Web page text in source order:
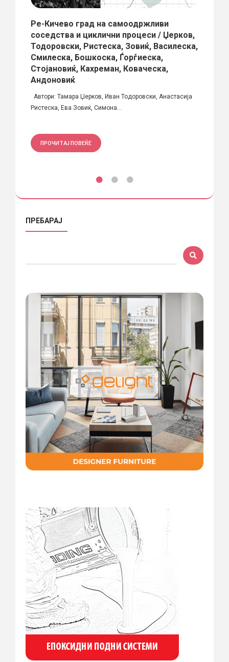
Ре-Кичево град на самоодржливи
соседства и циклични процеси / Џерков,
Тодоровски, Ристеска, Зовиќ, Василеска,
Смилеска, Бошкоска, Ѓорѓиеска,
Стојановиќ, Кахреман, Коваческа,
Андоновиќ
Автори: Тамара Џерков, Иван Тодоровски, Анастасија
Ристеска, Ева Зовиќ, Симона...
ПРОЧИТАЈ ПОВЕЌЕ
ПРЕБАРАЈ